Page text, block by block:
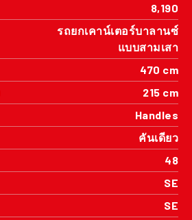
8,190
รถยกเคาน์เตอร์บาลานซ์
แบบสามเสา
470 cm
215 cm
Handles
คันเดียว
48
SE
SE